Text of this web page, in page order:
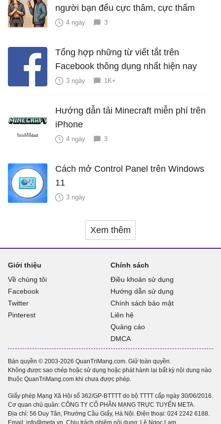
người bạn đểu cực thâm, cực thấm
4 ngày 3
Tổng hợp những từ viết tắt trên
Facebook thông dụng nhất hiện nay
3 ngày 1K+
Hướng dẫn tải Minecraft miễn phí trên
iPhone
4 ngày 3
Cách mở Control Panel trên Windows
11
3 ngày
Xem thêm
Giới thiệu
Về chúng tôi
Facebook
Twitter
Pinterest
Chính sách
Điều khoản sử dụng
Hướng dẫn sử dụng
Chính sách bảo mật
Liên hệ
Quảng cáo
DMCA
Bản quyền © 2003-2026 QuanTriMang.com. Giữ toàn quyền.
Không được sao chép hoặc sử dụng hoặc phát hành lại bất kỳ nội dung nào
thuộc QuanTriMang.com khi chưa được phép.
Giấy phép Mạng Xã Hội số 362/GP-BTTTT do bộ TTTT cấp ngày 30/06/2016.
Cơ quan chủ quản: CÔNG TY CỔ PHẦN MẠNG TRỰC TUYẾN META.
Địa chỉ: 56 Duy Tân, Phường Cầu Giấy, Hà Nội. Điện thoại: 024 2242 6188.
Email: info@meta.vn. Chịu trách nhiệm nội dung: Lê Ngọc Lam.